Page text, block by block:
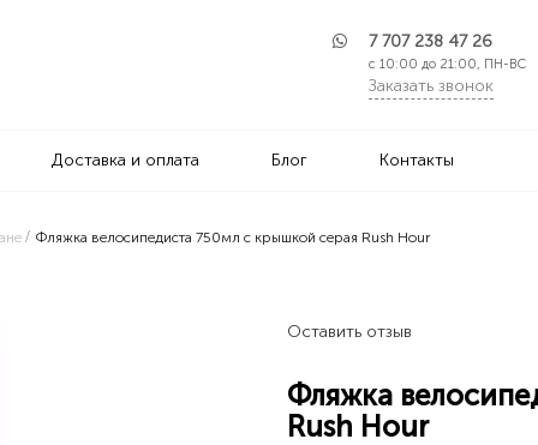
7 707 238 47 26
с 10:00 до 21:00, ПН-ВС
Заказать звонок
Доставка и оплата Блог Контакты
Фляжка велосипедиста 750мл с крышкой серая Rush Hour
Оставить отзыв
Фляжка
Rush Hour